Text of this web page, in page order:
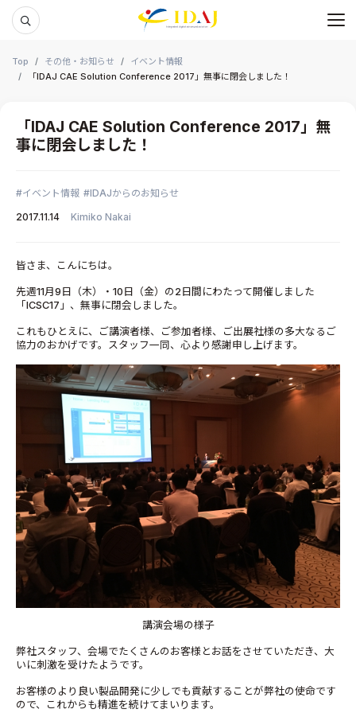
メ
Top その他・お知らせ
イベント情報
「IDAJ CAE Solution Conference 2017」無事に閉会しました！
「IDAJ CAE Solution Conference 2017」無
事に閉会しました！
イベント情報
IDAJからのお知らせ
2017.11.14
Kimiko Nakai
皆さま、こんにちは。
先週11月9日（木）・10日（金）の2日間にわたって開催しました
「ICSC17」、無事に閉会しました。
これもひとえに、ご講演者様、ご参加者様、ご出展社様の多大なるご
協力のおかげです。スタッフ一同、心より感謝申し上げます。
講演会場の様子
弊社スタッフ、会場でたくさんのお客様とお話をさせていただき、大
いに刺激を受けたようです。
お客様のより良い製品開発に少しでも貢献することが弊社の使命です
ので、これからも精進を続けてまいります。